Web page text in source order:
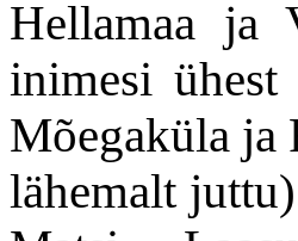
Hellamaa ja
inimesi ühest
Mõegaküla ja
lähemalt